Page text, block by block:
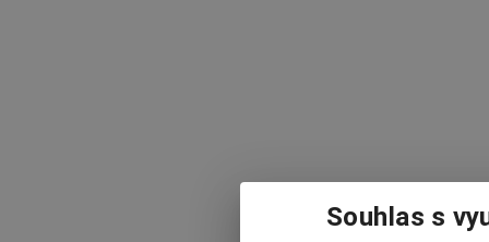
Souhlas s